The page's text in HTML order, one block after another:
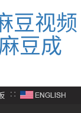
豆视频
豆成
∷